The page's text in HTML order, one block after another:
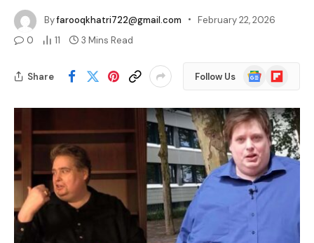
Byfarooqkhatri722@gmail.com
February 22, 2026
0
11 3 Mins Read
Share Follow Us
Google
News
Flipboard